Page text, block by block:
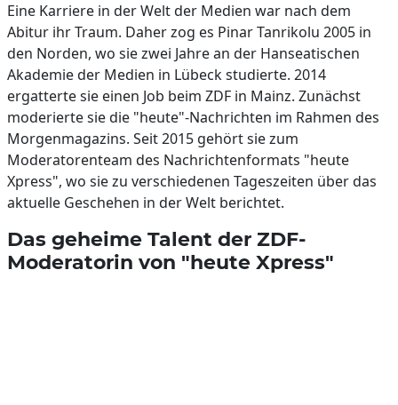
Eine Karriere in der Welt der Medien war nach dem
Abitur ihr Traum. Daher zog es Pinar Tanrikolu 2005 in
den Norden, wo sie zwei Jahre an der Hanseatischen
Akademie der Medien in Lübeck studierte. 2014
ergatterte sie einen Job beim ZDF in Mainz. Zunächst
moderierte sie die "heute"-Nachrichten im Rahmen des
Morgenmagazins. Seit 2015 gehört sie zum
Moderatorenteam des Nachrichtenformats "heute
Xpress", wo sie zu verschiedenen Tageszeiten über das
aktuelle Geschehen in der Welt berichtet.
Das geheime Talent der ZDF-
Moderatorin von "heute Xpress"